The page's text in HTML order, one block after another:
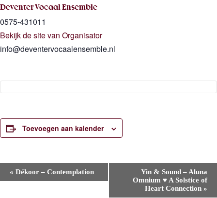
Deventer Vocaal Ensemble
0575-431011
Bekijk de site van Organisator
info@deventervocaalensemble.nl
Toevoegen aan kalender
e
« Dékoor – Contemplation
Yin & Sound – Aluna
Omnium ♥︎ A Solstice of
Heart Connection »